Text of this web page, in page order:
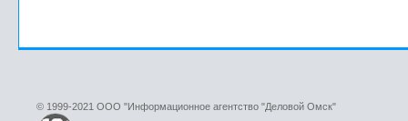
© 1999-2021 ООО "Информационное агентство "Деловой Омск"